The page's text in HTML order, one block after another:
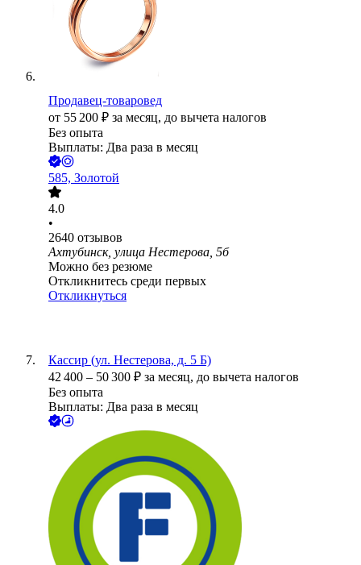
Продавец-товаровед
от 55 200 ₽ за месяц, до вычета налогов
Без опыта
Выплаты: Два раза в месяц
585, Золотой
4.0
•
2640 отзывов
Ахтубинск, улица Нестерова, 5б
Можно без резюме
Откликнитесь среди первых
Откликнуться
Кассир (ул. Нестерова, д. 5 Б)
42 400 – 50 300 ₽ за месяц, до вычета налогов
Без опыта
Выплаты: Два раза в месяц